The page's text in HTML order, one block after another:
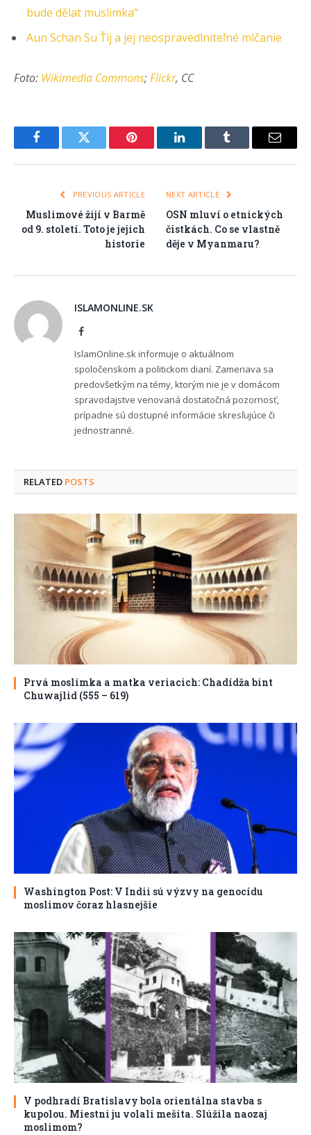
bude dělat muslimka“
Aun Schan Su Ťij a jej neospravedlniteľné mlčanie
Foto: Wikimedia Commons;Flickr, CC
FacebookTwitter Pinterest LinkedInTumblr Email
PREVIOUS ARTICLE
Muslimové žijí v Barmě
od 9. století. Toto je jejich
historie
NEXT ARTICLE
OSN mluví o etnických
čistkách. Co se vlastně
děje v Myanmaru?
ISLAMONLINE.SK
Facebook
IslamOnline.sk informuje o aktuálnom
spoločenskom a politickom dianí. Zameriava sa
predovšetkým na témy, ktorým nie je v domácom
spravodajstve venovaná dostatočná pozornosť,
prípadne sú dostupné informácie skresľujúce či
jednostranné.
RELATED POSTS
Prvá moslimka a matka veriacich: Chadídža bint
Chuwajlid (555 – 619)
Washington Post: V Indii sú výzvy na genocídu
moslimov čoraz hlasnejšie
V podhradí Bratislavy bola orientálna stavba s
kupolou. Miestni ju volali mešita. Slúžila naozaj
moslimom?